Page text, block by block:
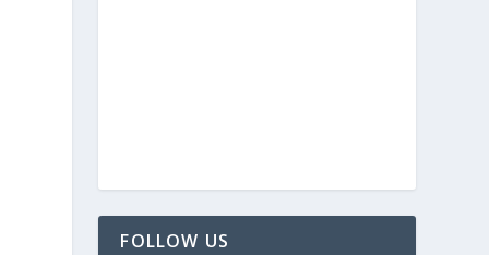
FOLLOW US